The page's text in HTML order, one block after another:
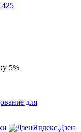
5%
для
Яндекс.Дзен